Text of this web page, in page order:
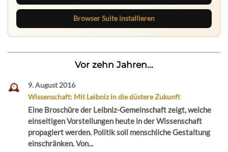
Browser Suite installieren
Vor zehn Jahren...
9. August 2016
Wissenschaft: Mit Leibniz in die düstere Zukunft
Eine Broschüre der Leibniz-Gemeinschaft zeigt, welche
einseitigen Vorstellungen heute in der Wissenschaft
propagiert werden. Politik soll menschliche Gestaltung
einschränken. Von...